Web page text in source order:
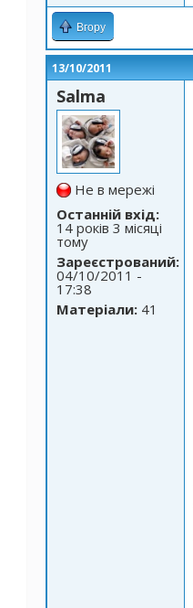
Вгору
13/10/2011
Salma
Не в мережі
Останній вхід:
14 років 3 місяці
тому
Зареєстрований:
04/10/2011 -
17:38
Матеріали: 41